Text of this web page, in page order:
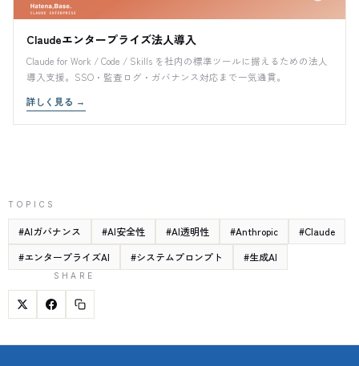
Claudeエンタープライズ法人導入
Claude for Work / Code / Skills を社内の標準ツールに据えるための法人
導入支援。SSO・監査ログ・ガバナンス対応まで一気通貫。
詳しく見る →
TOPICS
#AIガバナンス #AI安全性 #AI透明性 #Anthropic #Claude
#エンタープライズAI #システムプロンプト #生成AI
SHARE